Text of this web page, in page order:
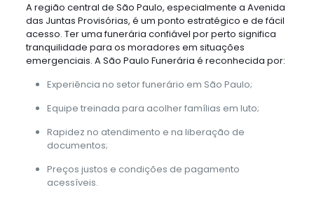
A região central de São Paulo, especialmente a Avenida
das Juntas Provisórias, é um ponto estratégico e de fácil
acesso. Ter uma funerária confiável por perto significa
tranquilidade para os moradores em situações
emergenciais. A São Paulo Funerária é reconhecida por:
Experiência no setor funerário em São Paulo;
Equipe treinada para acolher famílias em luto;
Rapidez no atendimento e na liberação de
documentos;
Preços justos e condições de pagamento
acessíveis.